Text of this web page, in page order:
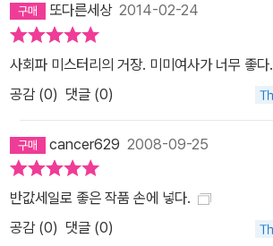
또다른세상2014-02-24
사회파 미스터리의 거장. 미미여사가 너무 좋다.
공감 (0) 댓글 (0)
cancer629 2008-09-25
반값세일로 좋은 작품 손에 넣다.
공감 (0) 댓글 (0)